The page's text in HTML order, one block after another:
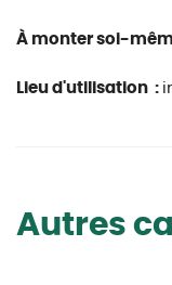
À monter soi-
Lieu d'utilisation :
Autres